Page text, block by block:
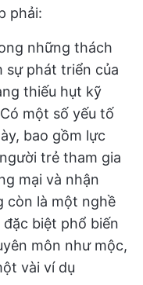
phải:
những thách
sự phát triển của
thiếu hụt kỹ
một số yếu tố
bao gồm lực
trẻ tham gia
mại và nhận
còn là một nghề
biệt phổ biến
môn như mộc,
vài ví dụ